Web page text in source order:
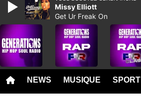
NEWS MUSIQUE SPORT
Missy Elliott
Get Ur Freak On